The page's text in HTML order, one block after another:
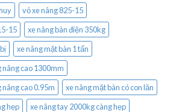
vỏ xe nâng 825-15
15
xe nâng bàn điện 350kg
xe nâng mặt bàn 1 tấn
nâng cao 1300mm
cao 0.95m
xe nâng mặt bàn có con lăn
hẹp
xe nâng tay 2000kg càng hẹp